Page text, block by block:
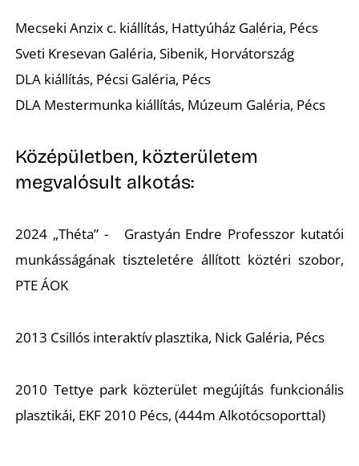
Mecseki Anzix c. kiállítás, Hattyúház Galéria, Pécs
Sveti Kresevan Galéria, Sibenik, Horvátország
DLA kiállítás, Pécsi Galéria, Pécs
DLA Mestermunka kiállítás, Múzeum Galéria, Pécs
Középületben, közterületem
megvalósult alkotás:
2024 „Théta” - Grastyán Endre Professzor kutatói
munkásságának tiszteletére állított köztéri szobor,
PTE ÁOK
2013 Csillós interaktív plasztika, Nick Galéria, Pécs
2010 Tettye park közterület megújítás funkcionális
plasztikái, EKF 2010 Pécs, (444m Alkotócsoporttal)